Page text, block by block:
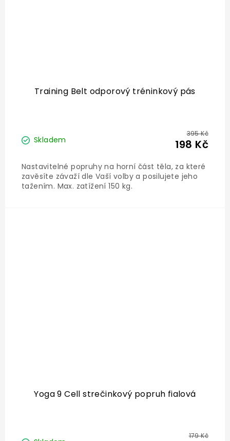
Training Belt odporový tréninkový pás
Skladem
395 Kč
198 Kč
Nastavitelné popruhy na horní část těla, za které
zavěsíte závaží dle Vaší volby a posilujete jeho
tažením. Max. zatížení 150 kg.
Yoga 9 Cell strečinkový popruh fialová
179 Kč